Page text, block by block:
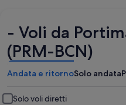
- Voli da
(PRM-BCN)
Andata e ritornoSolo andata
Solo voli diretti